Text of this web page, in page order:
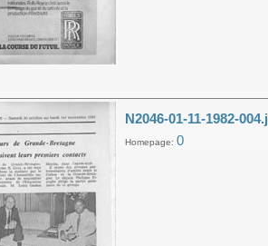
N2046-01-11-1982-
Homepage: 0